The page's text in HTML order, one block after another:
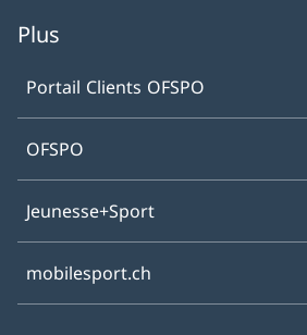
Plus
Portail Clients OFSPO
OFSPO
Jeunesse+Sport
mobilesport.ch